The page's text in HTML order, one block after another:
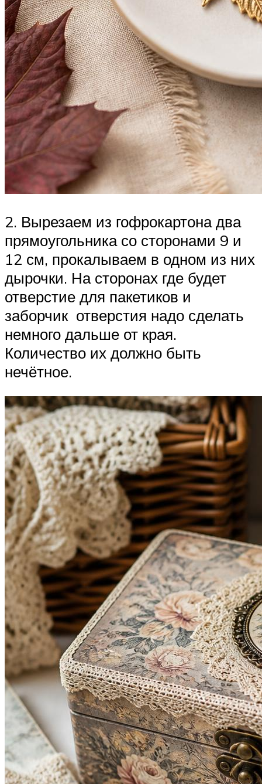
2. Вырезаем из гофрокартона два
прямоугольника со сторонами 9 и
12 см, прокалываем в одном из них
дырочки. На сторонах где будет
отверстие для пакетиков и
заборчик отверстия надо сделать
немного дальше от края.
Количество их должно быть
нечётное.